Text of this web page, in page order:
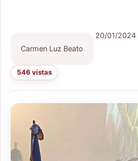
Carmen Luz Beato
20/01/2024
546 vistas